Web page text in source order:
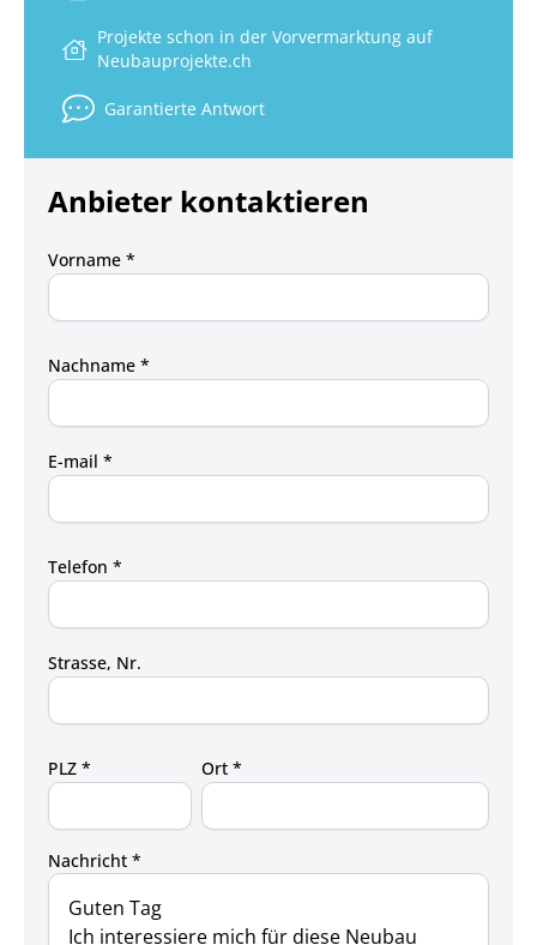
Projekte schon in der Vorvermarktung auf
Neubauprojekte.ch
Garantierte Antwort
Anbieter kontaktieren
Vorname *
Nachname *
E-mail *
Telefon *
Strasse, Nr.
PLZ * Ort *
Nachricht *